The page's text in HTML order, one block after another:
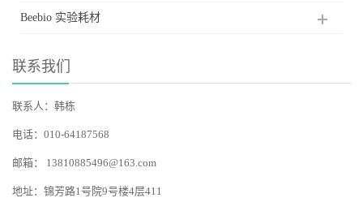
Beebio 实验耗材
联系我们
联系人：韩栋
电话：010-64187568
邮箱： 13810885496@163.com
地址：锦芳路1号院9号楼4层411